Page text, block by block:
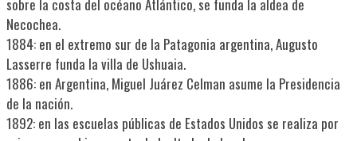
sobre la costa del océano Atlántico, se funda la aldea de
Necochea.
1884: en el extremo sur de la Patagonia argentina, Augusto
Lasserre funda la villa de Ushuaia.
1886: en Argentina, Miguel Juárez Celman asume la Presidencia
de la nación.
1892: en las escuelas públicas de Estados Unidos se realiza por